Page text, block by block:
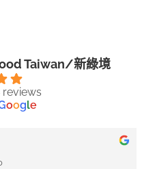
Taiwan/新綠境
reviews
oogle